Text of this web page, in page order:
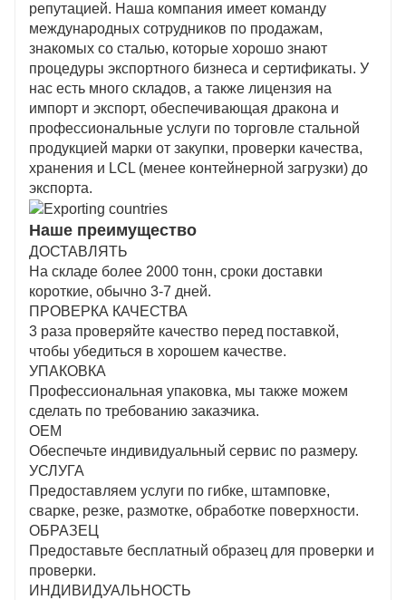
репутацией. Наша компания имеет команду
международных сотрудников по продажам,
знакомых со сталью, которые хорошо знают
процедуры экспортного бизнеса и сертификаты. У
нас есть много складов, а также лицензия на
импорт и экспорт, обеспечивающая дракона и
профессиональные услуги по торговле стальной
продукцией марки от закупки, проверки качества,
хранения и LCL (менее контейнерной загрузки) до
экспорта.
Наше преимущество
ДОСТАВЛЯТЬ
На складе более 2000 тонн, сроки доставки
короткие, обычно 3-7 дней.
ПРОВЕРКА КАЧЕСТВА
3 раза проверяйте качество перед поставкой,
чтобы убедиться в хорошем качестве.
УПАКОВКА
Профессиональная упаковка, мы также можем
сделать по требованию заказчика.
ОЕМ
Обеспечьте индивидуальный сервис по размеру.
УСЛУГА
Предоставляем услуги по гибке, штамповке,
сварке, резке, размотке, обработке поверхности.
ОБРАЗЕЦ
Предоставьте бесплатный образец для проверки и
проверки.
ИНДИВИДУАЛЬНОСТЬ